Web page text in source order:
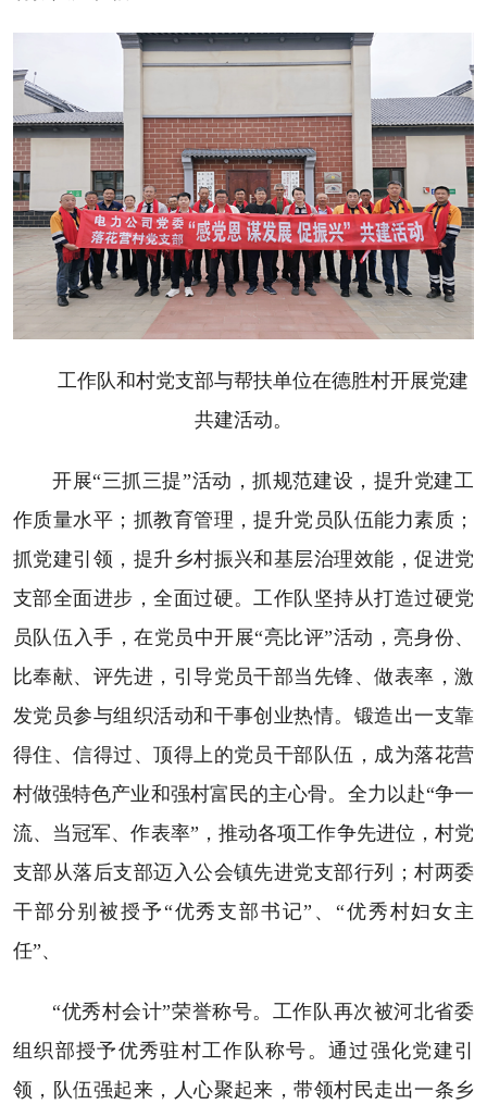
工作队和村党支部与帮扶单位在德胜村开展党建
共建活动。
开展“三抓三提”活动，抓规范建设，提升党建工
作质量水平；抓教育管理，提升党员队伍能力素质；
抓党建引领，提升乡村振兴和基层治理效能，促进党
支部全面进步，全面过硬。工作队坚持从打造过硬党
员队伍入手，在党员中开展“亮比评”活动，亮身份、
比奉献、评先进，引导党员干部当先锋、做表率，激
发党员参与组织活动和干事创业热情。锻造出一支靠
得住、信得过、顶得上的党员干部队伍，成为落花营
村做强特色产业和强村富民的主心骨。全力以赴“争一
流、当冠军、作表率”，推动各项工作争先进位，村党
支部从落后支部迈入公会镇先进党支部行列；村两委
干部分别被授予“优秀支部书记”、“优秀村妇女主
任”、
“优秀村会计”荣誉称号。工作队再次被河北省委
组织部授予优秀驻村工作队称号。通过强化党建引
领，队伍强起来，人心聚起来，带领村民走出一条乡